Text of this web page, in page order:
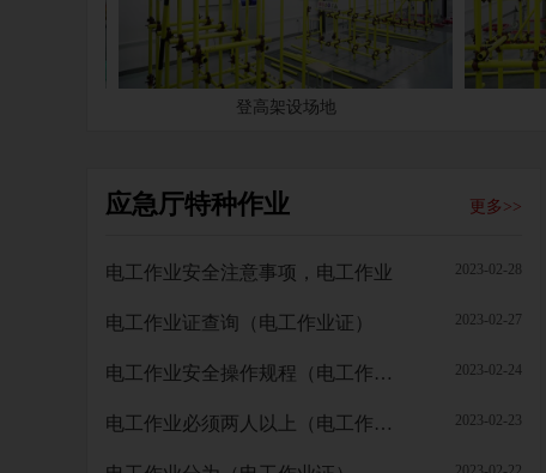
登高架设场地
应急厅特种作业 更多>>
电工作业安全注意事项，电工作业 2023-02-28
电工作业证查询（电工作业证） 2023-02-27
电工作业安全操作规程（电工作业） 2023-02-24
电工作业必须两人以上（电工作业） 2023-02-23